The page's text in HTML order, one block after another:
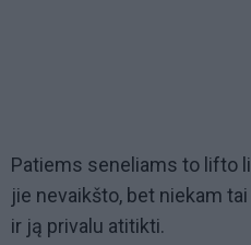
Patiems seneliams to lifto
jie nevaikšto, bet niekam
ir ją privalu atitikti.